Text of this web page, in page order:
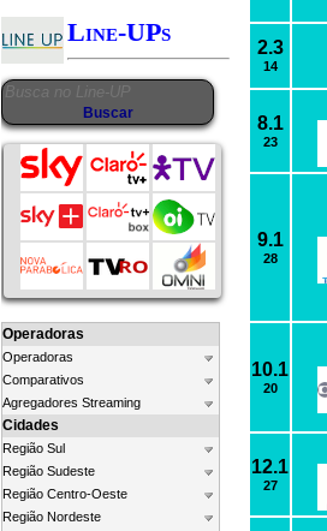
Line-UPs
Operadoras
Operadoras
Comparativos
Agregadores Streaming
Cidades
Região Sul
Região Sudeste
Região Centro-Oeste
Região Nordeste
2.3
14
8.1
23
9.1
28
10.1
20
12.1
27